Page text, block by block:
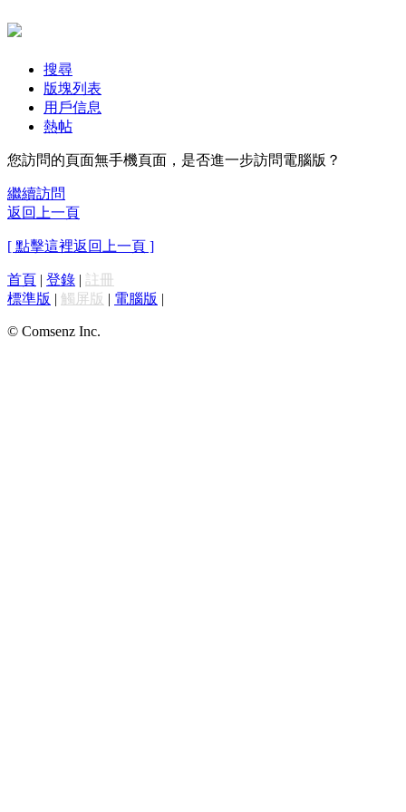
搜尋
版塊列表
用戶信息
熱帖
您訪問的頁面無手機頁面，是否進一步訪問電腦版？
繼續訪問
返回上一頁
[ 點擊這裡返回上一頁 ]
首頁 | 登錄 | 註冊
標準版 | 觸屏版 | 電腦版 |
© Comsenz Inc.